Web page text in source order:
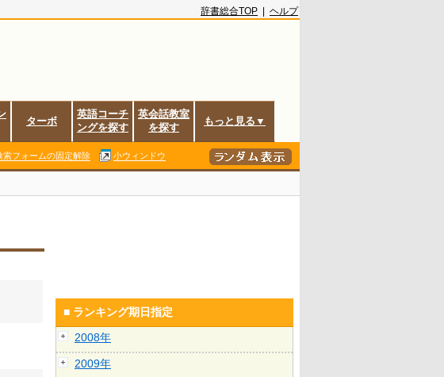
辞書総合TOP ヘルプ
ターボ
英語コーチ
ングを探す
英会話教室
を探す
もっと見る▼
索フォームの固定解除 小ウィンドウ
■ ランキング期日指定
2008年
2009年